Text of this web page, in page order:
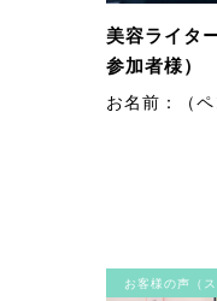
美容ライタ
参加者様）
お名前：（
お客様の声（ス